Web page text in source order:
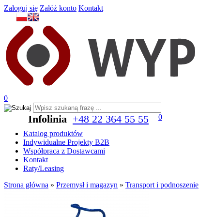
Zaloguj się Załóż konto Kontakt
0
Infolinia +48 22 364 55 55
0
Katalog produktów
Indywidualne Projekty B2B
Współpraca z Dostawcami
Kontakt
Raty/Leasing
Strona główna » Przemysł i magazyn » Transport i podnoszenie